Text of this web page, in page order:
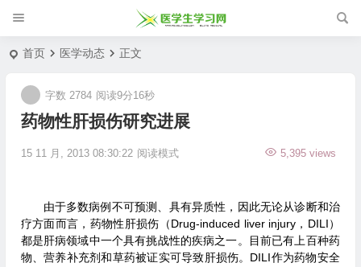
首页 医学动态 正文
药物性肝损伤研究进展
15 11 月, 2013 08:30:22 5,395 views
字数 2784 阅读9分16秒
阅读模式
由于多数病例不可预测、具有异质性，因此无论从诊断和治
疗方面而言，药物性肝损伤（Drug-induced liver injury，DILI）
都是肝病领域中一个具有挑战性的疾病之一。目前已有上百种药
物、营养补充剂和草药被证实可导致肝损伤。DILI作为药物安全